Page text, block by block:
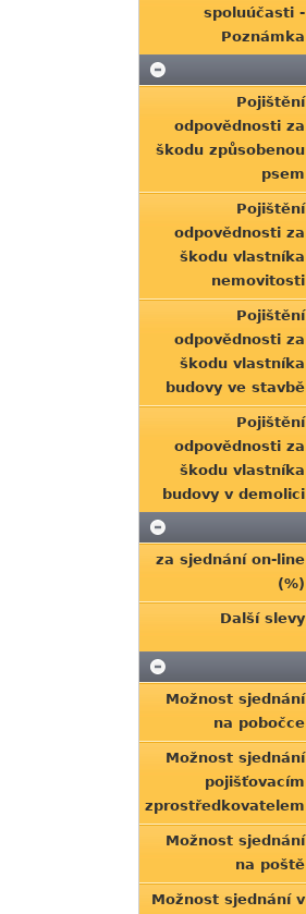
spoluúčasti -
Poznámka
Pojištění
odpovědnosti za
škodu způsobenou
psem
Pojištění
odpovědnosti za
škodu vlastníka
nemovitosti
Pojištění
odpovědnosti za
škodu vlastníka
budovy ve stavbě
Pojištění
odpovědnosti za
škodu vlastníka
budovy v demolici
za sjednání on-line
(%)
Další slevy
Možnost sjednání
na pobočce
Možnost sjednání
pojišťovacím
zprostředkovatelem
Možnost sjednání
na poště
Možnost sjednání v